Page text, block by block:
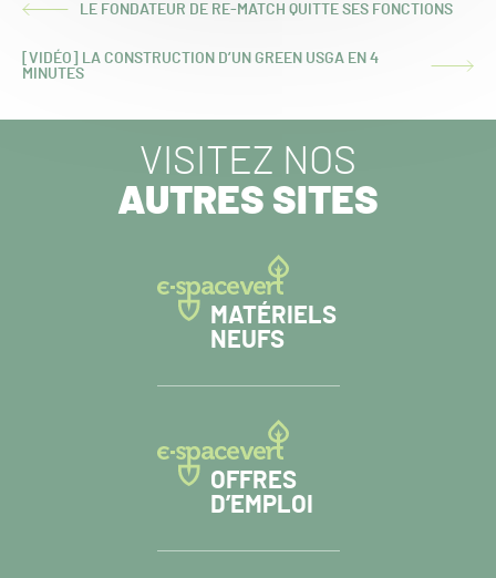
ARTICLE LE FONDATEUR DE RE-MATCH QUITTE SES FONCTIONS
ARTICLE
[VIDÉO] LA CONSTRUCTION D’UN GREEN USGA EN 4
MINUTES
VISITEZ NOS
AUTRES SITES
MATÉRIELS
NEUFS
OFFRES
D’EMPLOI